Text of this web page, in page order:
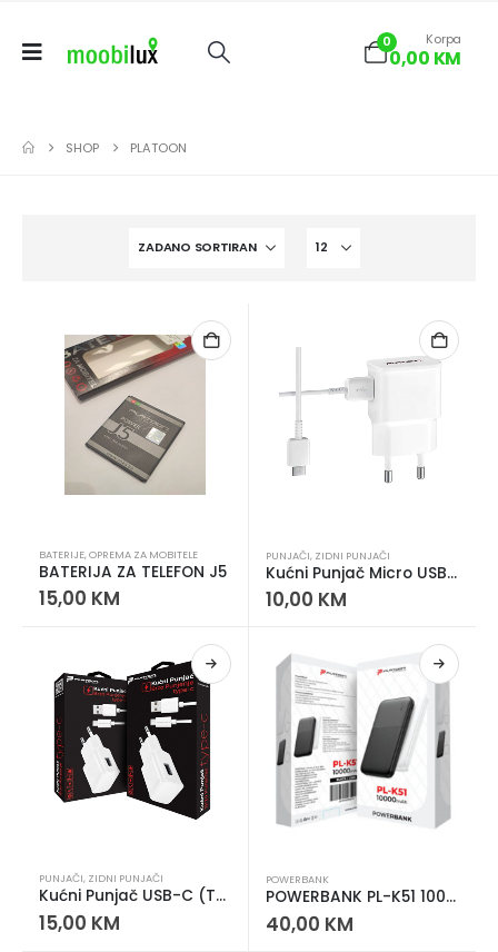
0 Korpa
0,00 KM
SHOP PLATOON
BATERIJE,OPREMA ZA MOBITELE
BATERIJA ZA TELEFON J5
15,00 KM
PUNJAČI, ZIDNI PUNJAČI
Kućni Punjač Micro USB 2A
10,00 KM
PUNJAČI, ZIDNI PUNJAČI
Kućni Punjač USB-C (Type-C) 2.1A sa Kablom 1.2 m
15,00 KM
POWERBANK
POWERBANK PL-K51 10000 mAh
40,00 KM